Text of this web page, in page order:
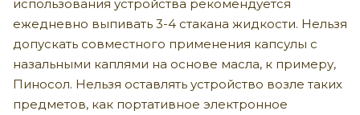
использования устройства рекомендуется
ежедневно выпивать 3-4 стакана жидкости. Нельзя
допускать совместного применения капсулы с
назальными каплями на основе масла, к примеру,
Пиносол. Нельзя оставлять устройство возле таких
предметов, как портативное электронное